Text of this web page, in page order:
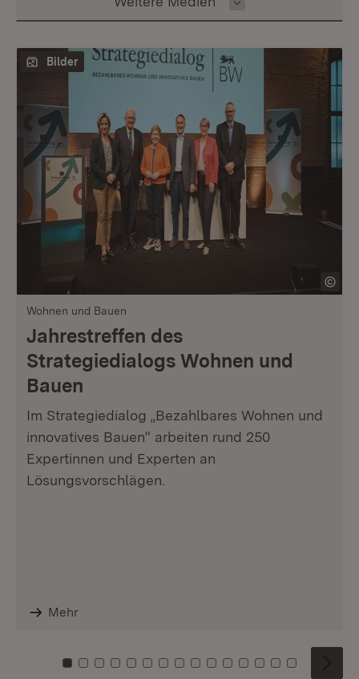
Bilder
Wohnen und Bauen
Jahrestreffen des
Strategiedialogs Wohnen und
Bauen
Im Strategiedialog „Bezahlbares Wohnen und
innovatives Bauen“ arbeiten rund 250
Expertinnen und Experten an
Lösungsvorschlägen.
Mehr
Zu Kachel: 0
Zu Kachel: 1
Zu Kachel: 2
Zu Kachel: 3
Zu Kachel: 4
Zu Kachel: 5
Zu Kachel: 6
Zu Kachel: 7
Zu Kachel: 8
Zu Kachel: 9
Zu Kachel: 10
Zu Kachel: 11
Zu Kachel: 12
Zu Kachel:
Zu